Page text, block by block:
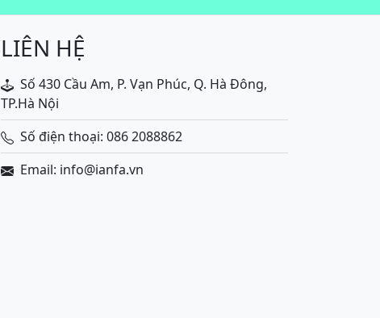
LIÊN HỆ
Số 430 Cầu Am, P. Vạn Phúc, Q. Hà Đông,
TP.Hà Nội
Số điện thoại: 086 2088862
Email: info@ianfa.vn